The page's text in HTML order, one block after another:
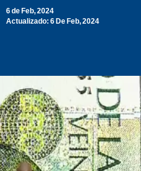
6 de Feb, 2024
Actualizado: 6 De Feb, 2024